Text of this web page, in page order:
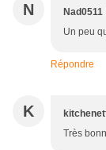
N Nad0511
Un peu
Répondre
K
Très